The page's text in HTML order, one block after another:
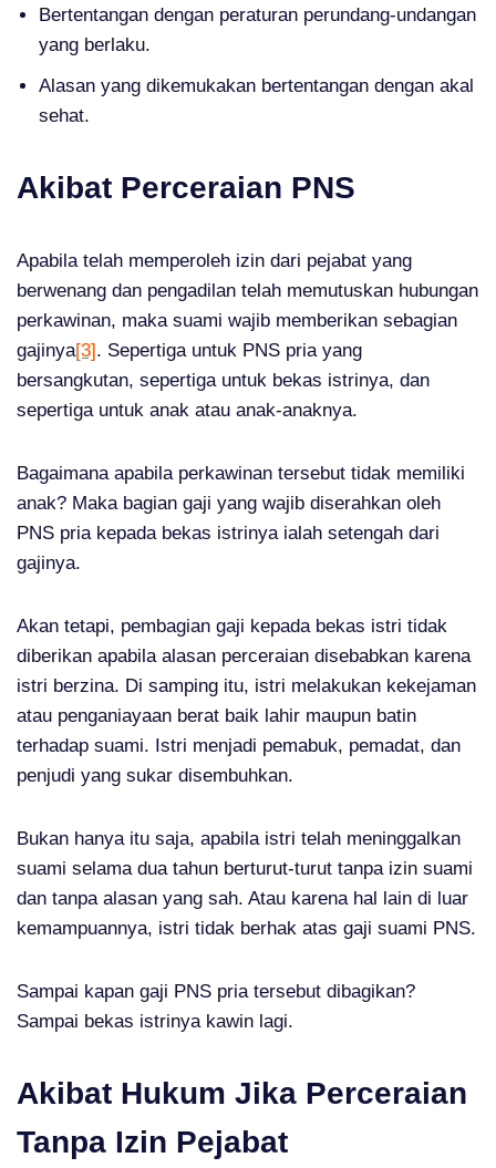
Bertentangan dengan peraturan perundang-undangan
yang berlaku.
Alasan yang dikemukakan bertentangan dengan akal
sehat.
Akibat Perceraian PNS
Apabila telah memperoleh izin dari pejabat yang
berwenang dan pengadilan telah memutuskan hubungan
perkawinan, maka suami wajib memberikan sebagian
gajinya[3]. Sepertiga untuk PNS pria yang
bersangkutan, sepertiga untuk bekas istrinya, dan
sepertiga untuk anak atau anak-anaknya.
Bagaimana apabila perkawinan tersebut tidak memiliki
anak? Maka bagian gaji yang wajib diserahkan oleh
PNS pria kepada bekas istrinya ialah setengah dari
gajinya.
Akan tetapi, pembagian gaji kepada bekas istri tidak
diberikan apabila alasan perceraian disebabkan karena
istri berzina. Di samping itu, istri melakukan kekejaman
atau penganiayaan berat baik lahir maupun batin
terhadap suami. Istri menjadi pemabuk, pemadat, dan
penjudi yang sukar disembuhkan.
Bukan hanya itu saja, apabila istri telah meninggalkan
suami selama dua tahun berturut-turut tanpa izin suami
dan tanpa alasan yang sah. Atau karena hal lain di luar
kemampuannya, istri tidak berhak atas gaji suami PNS.
Sampai kapan gaji PNS pria tersebut dibagikan?
Sampai bekas istrinya kawin lagi.
Akibat Hukum Jika Perceraian
Tanpa Izin Pejabat